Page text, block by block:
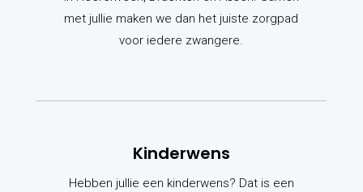
met jullie maken we dan het juiste zorgpad
voor iedere zwangere.
Kinderwens
Hebben jullie een kinderwens? Dat is een